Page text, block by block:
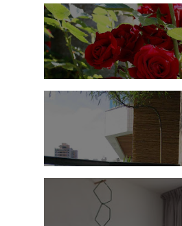
Você Sabe Tudo
Rosas?
Saiba Tudo Sobre
Jardins de Inverno
Treliças, Ganchos e
Suportes - Parte 1